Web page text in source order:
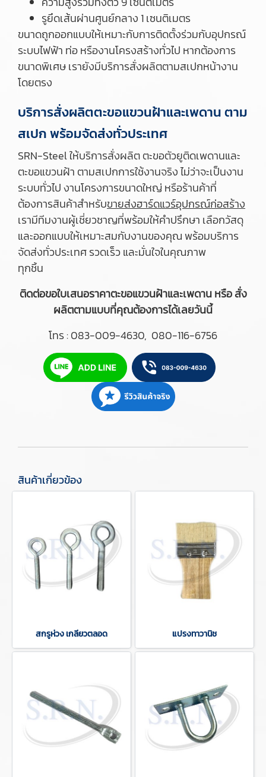
รูยึดเส้นผ่านศูนย์กลาง 1 เซนติเมตร
ขนาดถูกออกแบบให้เหมาะกับการติดตั้งร่วมกับอุปกรณ์
ระบบไฟฟ้า ท่อ หรืองานโครงสร้างทั่วไป หากต้องการ
ขนาดพิเศษ เรายังมีบริการสั่งผลิตตามสเปกหน้างาน
โดยตรง
บริการสั่งผลิตตะขอแขวนฝ้าและเพดาน ตาม
สเปก พร้อมจัดส่งทั่วประเทศ
SRN-Steel ให้บริการสั่งผลิต ตะขอตัวยูติดเพดานและ
ตะขอแขวนฝ้า ตามสเปกการใช้งานจริง ไม่ว่าจะเป็นงาน
ระบบทั่วไป งานโครงการขนาดใหญ่ หรือร้านค้าที่
ต้องการสินค้าสำหรับขายส่งฮาร์ดแวร์อุปกรณ์ก่อสร้าง
เรามีทีมงานผู้เชี่ยวชาญที่พร้อมให้คำปรึกษา เลือกวัสดุ
และออกแบบให้เหมาะสมกับงานของคุณ พร้อมบริการ
จัดส่งทั่วประเทศ รวดเร็ว และมั่นใจในคุณภาพ
ทุกชิ้น
ติดต่อขอใบเสนอราคาตะขอแขวนฝ้าและเพดาน หรือ สั่ง
ผลิตตามแบบที่คุณต้องการได้เลยวันนี้
โทร :083-009-4630, 080-116-6756
สินค้าเกี่ยวข้อง
สกรูห่วง เกลียวตลอด แปรงทาวานิช